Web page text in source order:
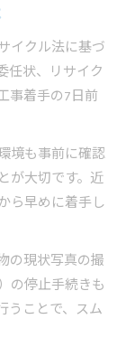
説
イント
解決
の流れ
説
進める
プ
イクル法に基づ
任状、リサイク
事着手の7日前
境も事前に確認
が大切です。近
ら早めに着手し
の現状写真の撮
の停止手続きも
うことで、スム